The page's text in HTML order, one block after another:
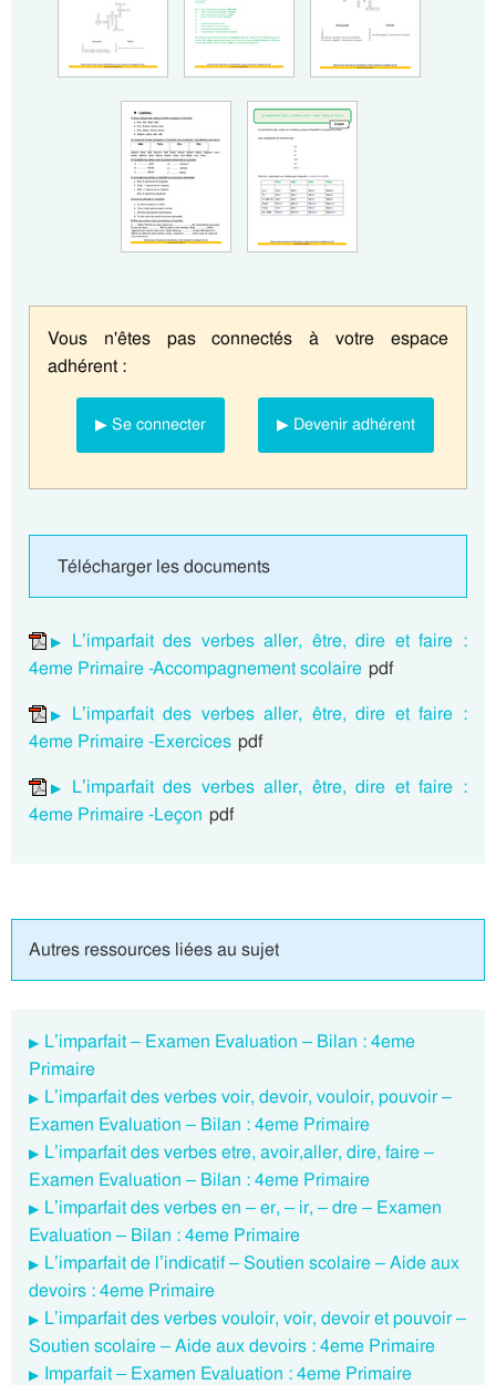
Vous n'êtes pas connectés à votre espace
adhérent :
▶ Se connecter ▶ Devenir adhérent
Télécharger les documents
L’imparfait des verbes aller, être, dire et faire :
4eme Primaire -Accompagnement scolaire pdf
L’imparfait des verbes aller, être, dire et faire :
4eme Primaire -Exercices pdf
L’imparfait des verbes aller, être, dire et faire :
4eme Primaire -Leçon pdf
Autres ressources liées au sujet
L’imparfait – Examen Evaluation – Bilan : 4eme
Primaire
L’imparfait des verbes voir, devoir, vouloir, pouvoir –
Examen Evaluation – Bilan : 4eme Primaire
L’imparfait des verbes etre, avoir,aller, dire, faire –
Examen Evaluation – Bilan : 4eme Primaire
L’imparfait des verbes en – er, – ir, – dre – Examen
Evaluation – Bilan : 4eme Primaire
L’imparfait de l’indicatif – Soutien scolaire – Aide aux
devoirs : 4eme Primaire
L’imparfait des verbes vouloir, voir, devoir et pouvoir –
Soutien scolaire – Aide aux devoirs : 4eme Primaire
Imparfait – Examen Evaluation : 4eme Primaire